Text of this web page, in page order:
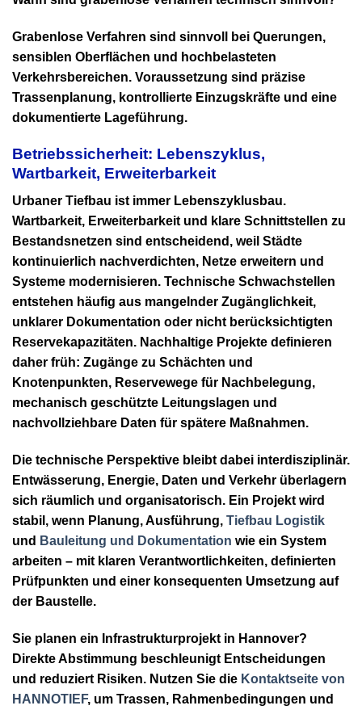
Grabenlose Verfahren sind sinnvoll bei Querungen,
sensiblen Oberflächen und hochbelasteten
Verkehrsbereichen. Voraussetzung sind präzise
Trassenplanung, kontrollierte Einzugskräfte und eine
dokumentierte Lageführung.
Betriebssicherheit: Lebenszyklus,
Wartbarkeit, Erweiterbarkeit
Urbaner Tiefbau ist immer Lebenszyklusbau.
Wartbarkeit, Erweiterbarkeit und klare Schnittstellen zu
Bestandsnetzen sind entscheidend, weil Städte
kontinuierlich nachverdichten, Netze erweitern und
Systeme modernisieren. Technische Schwachstellen
entstehen häufig aus mangelnder Zugänglichkeit,
unklarer Dokumentation oder nicht berücksichtigten
Reservekapazitäten. Nachhaltige Projekte definieren
daher früh: Zugänge zu Schächten und
Knotenpunkten, Reservewege für Nachbelegung,
mechanisch geschützte Leitungslagen und
nachvollziehbare Daten für spätere Maßnahmen.
Die technische Perspektive bleibt dabei interdisziplinär.
Entwässerung, Energie, Daten und Verkehr überlagern
sich räumlich und organisatorisch. Ein Projekt wird
stabil, wenn Planung, Ausführung, Tiefbau Logistik
und Bauleitung und Dokumentation wie ein System
arbeiten – mit klaren Verantwortlichkeiten, definierten
Prüfpunkten und einer konsequenten Umsetzung auf
der Baustelle.
Sie planen ein Infrastrukturprojekt in Hannover?
Direkte Abstimmung beschleunigt Entscheidungen
und reduziert Risiken. Nutzen Sie die Kontaktseite von
HANNOTIEF, um Trassen, Rahmenbedingungen und